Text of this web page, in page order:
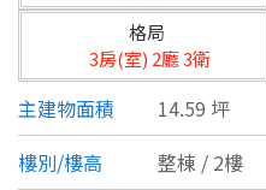
基隆市
新北市
宜蘭縣
桃園市
類型(可複選)
格局
3房(室) 2廳 3衛
主建物面積
14.59 坪
樓別/樓高
整棟 / 2樓